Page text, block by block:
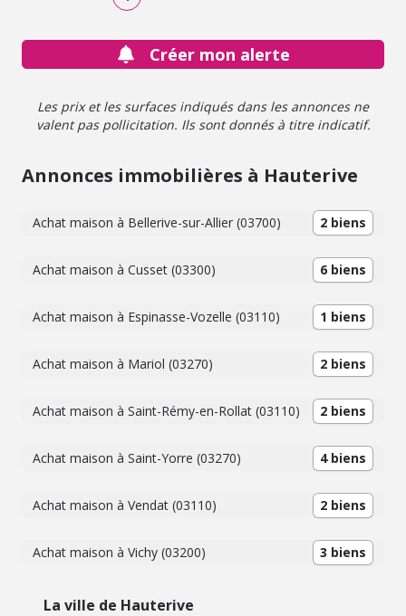
Créer mon alerte
Les prix et les surfaces indiqués dans les annonces ne
valent pas pollicitation. Ils sont donnés à titre indicatif.
Annonces immobilières à Hauterive
Achat maison à Bellerive-sur-Allier (03700) 2 biens
Achat maison à Cusset (03300) 6 biens
Achat maison à Espinasse-Vozelle (03110) 1 biens
Achat maison à Mariol (03270) 2 biens
Achat maison à Saint-Rémy-en-Rollat (03110) 2 biens
Achat maison à Saint-Yorre (03270) 4 biens
Achat maison à Vendat (03110) 2 biens
Achat maison à Vichy (03200) 3 biens
La ville de Hauterive